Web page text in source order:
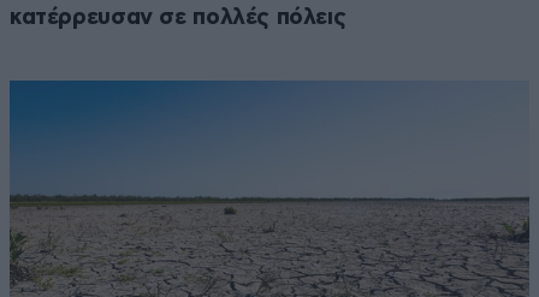
κατέρρευσαν σε πολλές πόλεις